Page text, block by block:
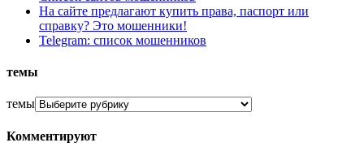
На сайте предлагают купить права, паспорт или
справку? Это мошенники!
Telegram: список мошенников
темы
темы
Комментируют